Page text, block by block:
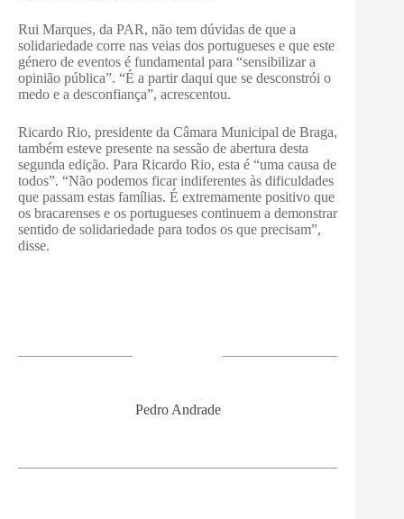
Rui Marques, da PAR, não tem dúvidas de que a
solidariedade corre nas veias dos portugueses e que este
género de eventos é fundamental para “sensibilizar a
opinião pública”. “É a partir daqui que se desconstrói o
medo e a desconfiança”, acrescentou.
Ricardo Rio, presidente da Câmara Municipal de Braga,
também esteve presente na sessão de abertura desta
segunda edição. Para Ricardo Rio, esta é “uma causa de
todos”. “Não podemos ficar indiferentes às dificuldades
que passam estas famílias. É extremamente positivo que
os bracarenses e os portugueses continuem a demonstrar
sentido de solidariedade para todos os que precisam”,
disse.
Pedro Andrade